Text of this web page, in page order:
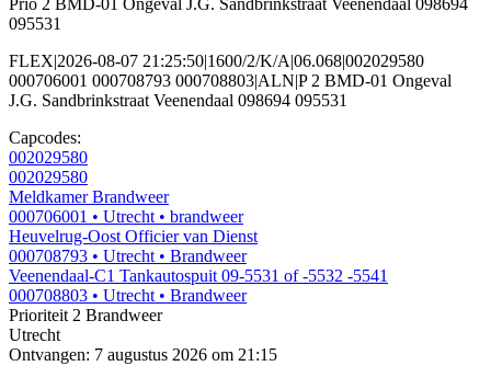
Prio 2 BMD-01 Ongeval J.G. Sandbrinkstraat Veenendaal 098694
095531
FLEX|2026-08-07 21:25:50|1600/2/K/A|06.068|002029580
000706001 000708793 000708803|ALN|P 2 BMD-01 Ongeval
J.G. Sandbrinkstraat Veenendaal 098694 095531
Capcodes:
002029580
002029580
Meldkamer Brandweer
000706001 • Utrecht • brandweer
Heuvelrug-Oost Officier van Dienst
000708793 • Utrecht • Brandweer
Veenendaal-C1 Tankautospuit 09-5531 of -5532 -5541
000708803 • Utrecht • Brandweer
Prioriteit 2 Brandweer
Utrecht
Ontvangen: 7 augustus 2026 om 21:15